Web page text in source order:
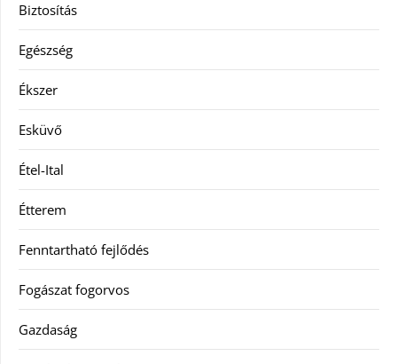
Biztosítás
Egészség
Ékszer
Esküvő
Étel-Ital
Étterem
Fenntartható fejlődés
Fogászat fogorvos
Gazdaság